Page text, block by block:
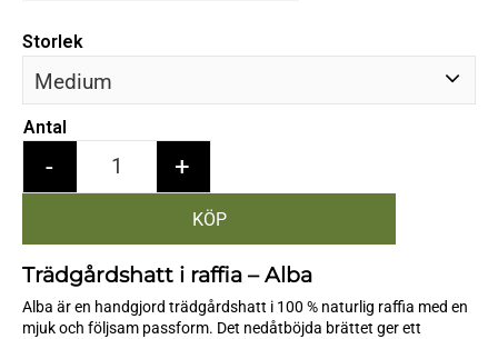
Storlek
Antal
+
-
Trädgårdshatt i raffia – Alba
Alba är en handgjord trädgårdshatt i 100 % naturlig raffia med en
mjuk och följsam passform. Det nedåtböjda brättet ger ett